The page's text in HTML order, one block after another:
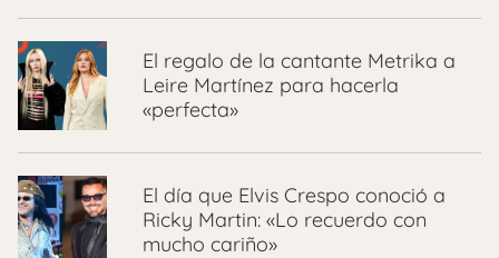
El regalo de la cantante Metrika a
Leire Martínez para hacerla
«perfecta»
El día que Elvis Crespo conoció a
Ricky Martin: «Lo recuerdo con
mucho cariño»